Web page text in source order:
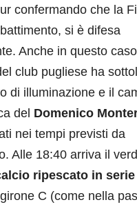
confermando che la
si è difesa
Anche in questo caso
club pugliese ha
di illuminazione e il
del Domenico
nei tempi previsti da
Alle 18:40 arriva il
ripescato in serie
C (come nella